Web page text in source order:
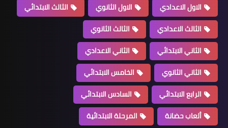
الاول الاعدادي
الاول الثانوي
الثالث الابتدائي
الثالث الاعدادي
الثالث الثانوي
الثاني الابتدائي
الثاني الاعدادي
الثاني الثانوي
الخامس الابتدائي
الرابع الابتدائي
السادس الابتدائي
ألعاب حضانة
المرحلة الابتدائية